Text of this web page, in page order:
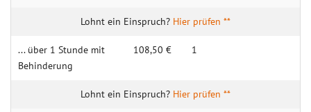
Hier prüfen **
... über 1 Stunde mit
Behin­­derung
108,50 € 1
Hier prüfen **